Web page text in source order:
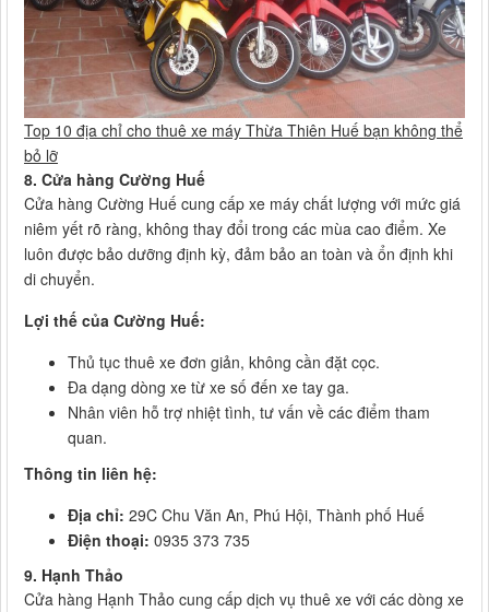
Top 10 địa chỉ cho thuê xe máy Thừa Thiên Huế bạn không thể
bỏ lỡ
8. Cửa hàng Cường Huế
Cửa hàng Cường Huế cung cấp xe máy chất lượng với mức giá
niêm yết rõ ràng, không thay đổi trong các mùa cao điểm. Xe
luôn được bảo dưỡng định kỳ, đảm bảo an toàn và ổn định khi
di chuyển.
Lợi thế của Cường Huế:
Thủ tục thuê xe đơn giản, không cần đặt cọc.
Đa dạng dòng xe từ xe số đến xe tay ga.
Nhân viên hỗ trợ nhiệt tình, tư vấn về các điểm tham
quan.
Thông tin liên hệ:
Địa chỉ: 29C Chu Văn An, Phú Hội, Thành phố Huế
Điện thoại: 0935 373 735
9. Hạnh Thảo
Cửa hàng Hạnh Thảo cung cấp dịch vụ thuê xe với các dòng xe